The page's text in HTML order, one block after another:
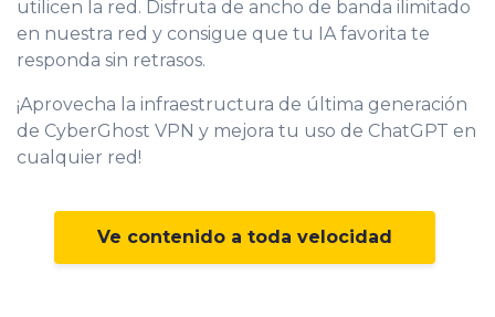
utilicen la red. Disfruta de ancho de banda ilimitado
en nuestra red y consigue que tu IA favorita te
responda sin retrasos.
¡Aprovecha la infraestructura de última generación
de CyberGhost VPN y mejora tu uso de ChatGPT en
cualquier red!
Ve contenido a toda velocidad